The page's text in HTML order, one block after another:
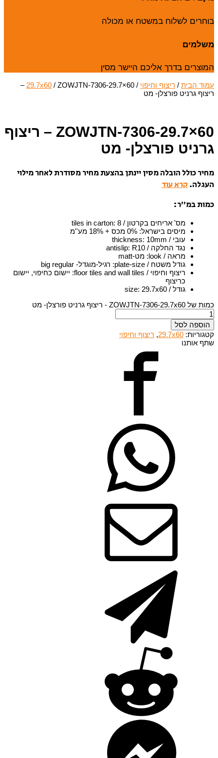
בוחרים לשלוח במשטח או מכולה
משלמים
המוצרים בדרך אליכם היישר מסין
עמוד הבית / ריצוף וחיפוי /
29.7x60
/ ZOWJTN-7306-29.7×60 –
ריצוף גרניט פורצלן- מט
ZOWJTN-7306-29.7×60 – ריצוף
גרניט פורצלן- מט
מחיר כולל הובלה מסין יינתן בהצעת מחיר מסודרת לאחר מילוי
העגלה. קרא עוד
כמות במ”ר:
מס' אריחים בקרטון / tiles in carton :8
מיסים בישראל: 0% מכס + 18% מע''מ
עובי / thickness
: 10mm
נגד החלקה / antislip
: R10
מראה / look
: מט-matt
גודל משטח / plate-size
: רגיל-מוגדל- big regular
ריצוף וחיפוי / floor tiles and wall tiles
: יישום כחיפוי, יישום
כריצוף
גודל / size
: 29.7x60
כמות של ZOWJTN-7306-29.7x60 - ריצוף גרניט פורצלן- מט
הוספה לסל
קטגוריות: 29.7x60
, ריצוף וחיפוי
שתף אותנו